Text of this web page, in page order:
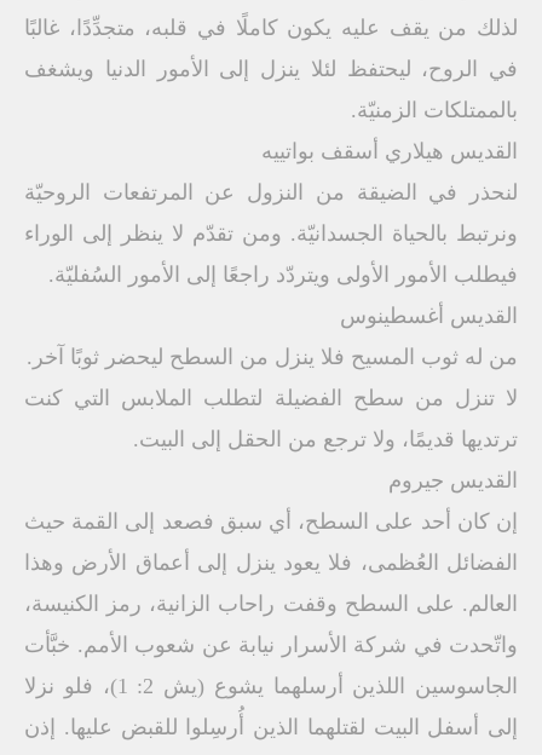
لذلك من يقف عليه يكون كاملًا في قلبه، متجدِّدًا، غالبًا
في الروح، ليحتفظ لئلا ينزل إلى الأمور الدنيا ويشغف
بالممتلكات الزمنيّة.
القديس هيلاري أسقف بواتييه
لنحذر في الضيقة من النزول عن المرتفعات الروحيّة
ونرتبط بالحياة الجسدانيّة. ومن تقدّم لا ينظر إلى الوراء
فيطلب الأمور الأولى ويتردّد راجعًا إلى الأمور السُفليّة.
القديس أغسطينوس
من له ثوب المسيح فلا ينزل من السطح ليحضر ثوبًا آخر.
لا تنزل من سطح الفضيلة لتطلب الملابس التي كنت
ترتديها قديمًا، ولا ترجع من الحقل إلى البيت.
القديس جيروم
إن كان أحد على السطح، أي سبق فصعد إلى القمة حيث
الفضائل العُظمى، فلا يعود ينزل إلى أعماق الأرض وهذا
العالم. على السطح وقفت راحاب الزانية، رمز الكنيسة،
واتّحدت في شركة الأسرار نيابة عن شعوب الأمم. خبَّأت
الجاسوسين اللذين أرسلهما يشوع (يش 2: 1)، فلو نزلا
إلى أسفل البيت لقتلهما الذين أُرسِلوا للقبض عليها. إذن